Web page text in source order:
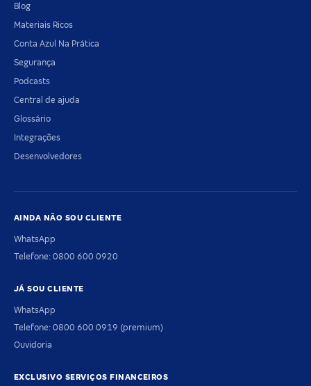
Blog
Materiais Ricos
Conta Azul Na Prática
Segurança
Podcasts
Central de ajuda
Glossário
Integrações
Desenvolvedores
AINDA NÃO SOU CLIENTE
WhatsApp
Telefone: 0800 600 0920
JÁ SOU CLIENTE
WhatsApp
Telefone: 0800 600 0919 (premium)
Ouvidoria
EXCLUSIVO SERVIÇOS FINANCEIROS